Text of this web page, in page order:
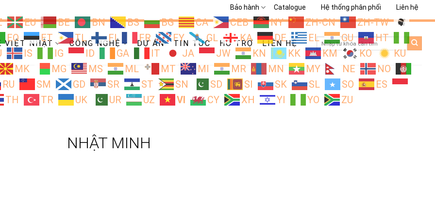
Bảo hành Catalogue Hệ thống phân phối Liên hệ
EU BE BN BS BG CA CEB NY ZH-CN
ZH-TW
EO ET TL FI FR FY GL KA DE EL GU
HT
IS IG ID GA IT JA JW KN KK KM KO
KU
MK MG MS ML MT MI MR MN MY NE
NO
RU SM GD SR ST SN SD SI SK SL SO
ES
TH TR UK UR UZ VI CY XH YI YO ZU
VIỆT NHẬT CÔNG NGHỆ DỰ ÁN TIN TỨC HỖ TRỢ LIÊN HỆ
Search
for:
NHẬT MINH